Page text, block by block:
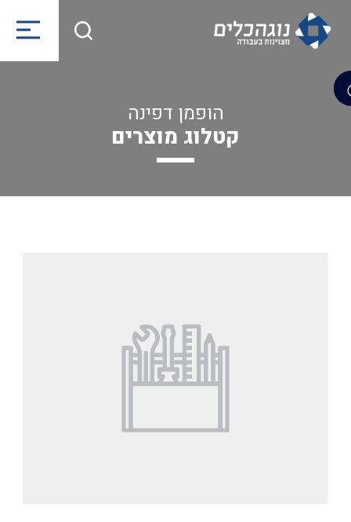
הופמן דפינה
קטלוג מוצרים